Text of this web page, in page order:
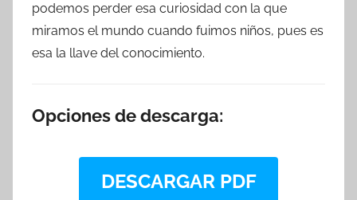
podemos perder esa curiosidad con la que
miramos el mundo cuando fuimos niños, pues es
esa la llave del conocimiento.
Opciones de descarga:
DESCARGAR PDF